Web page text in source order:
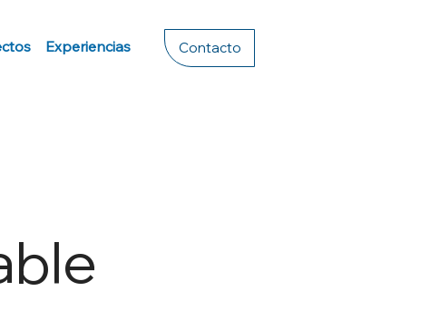
Experiencias Contacto